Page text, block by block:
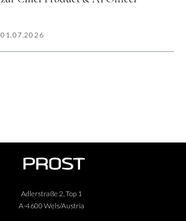
01.07.2026
Adlerstraße 2, Top 1
A-4600 Wels/Austria